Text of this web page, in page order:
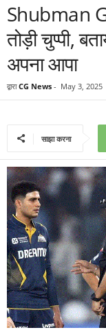
Shubman
तोड़ी चुप्पी,
अपना आपा
द्वारा CG News - May 3, 2025
साझा करना